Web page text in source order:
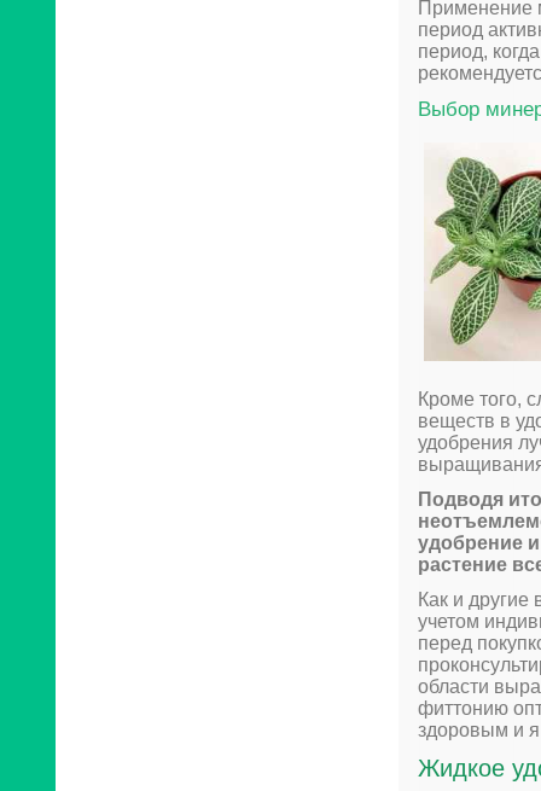
Применение
период
период,
Выбор
Кроме того,
веществ в
удобрения
Подводя
удобрение
растение
Как и
учетом
перед
области
фиттонию
здоровым и
Жидкое